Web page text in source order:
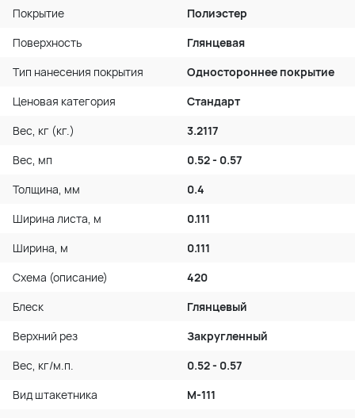
Покрытие
Полиэстер
Поверхность
Глянцевая
Тип нанесения покрытия
Одностороннее покрытие
Ценовая категория
Стандарт
Вес, кг (кг.)
3.2117
Вес, мп
0.52 - 0.57
Толщина, мм
0.4
Ширина листа, м
0.111
Ширина, м
0.111
Схема (описание)
420
Блеск
Глянцевый
Верхний рез
Закругленный
Вес, кг/м.п.
0.52 - 0.57
Вид штакетника
М-111